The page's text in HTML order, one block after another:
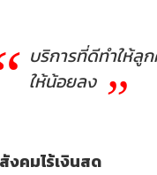
บริการที่ดีทำให้ลู
ให้น้อยลง
งคมไร้เงินสด